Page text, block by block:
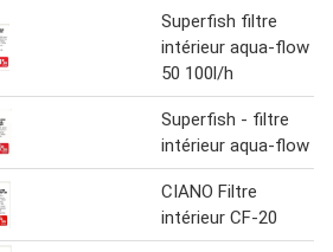
Superfish filtre
intérieur aqua-flow
50 100l/h
Superfish - filtre
intérieur aqua-flow
CIANO Filtre
intérieur CF-20